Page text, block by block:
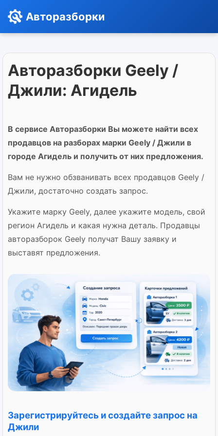
Авторазборки
Авторазборки Geely /
Джили: Агидель
В сервисе Авторазборки Вы можете найти всех
продавцов на разборах марки Geely / Джили в
городе Агидель и получить от них предложения.
Вам не нужно обзванивать всех продавцов Geely /
Джили, достаточно создать запрос.
Укажите марку Geely, далее укажите модель, свой
регион Агидель и какая нужна деталь. Продавцы
авторазборок Geely получат Вашу заявку и
выставят предложения.
Зарегистрируйтесь и создайте запрос на
Джили